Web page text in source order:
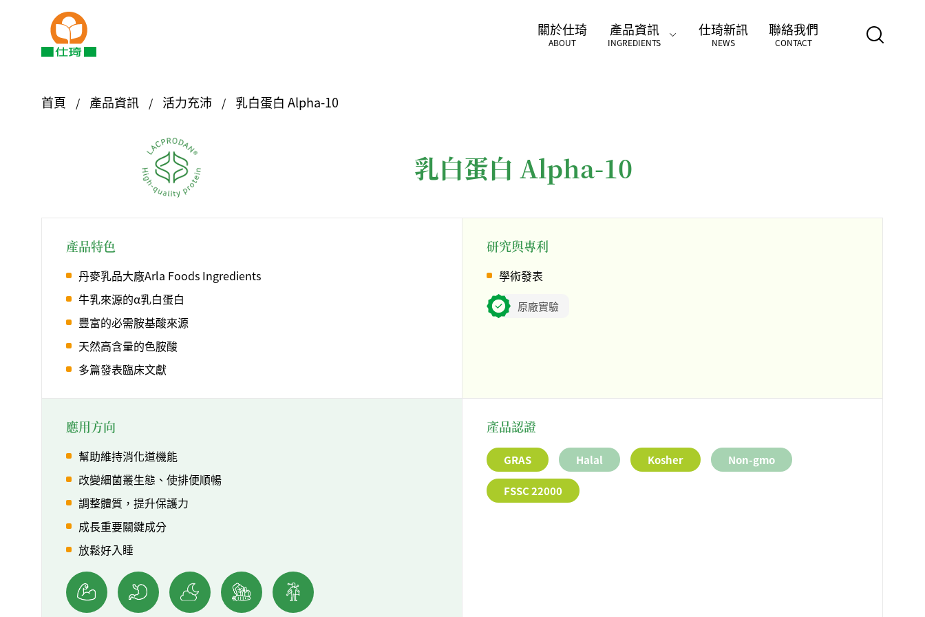
關於仕琦
ABOUT
產品資訊
INGREDIENTS
仕琦新訊
NEWS
聯絡我們
CONTACT
首頁 產品資訊 活力充沛 乳白蛋白 Alpha-10
乳白蛋白 Alpha-10
產品特色
丹麥乳品大廠Arla Foods Ingredients
牛乳來源的α乳白蛋白
豐富的必需胺基酸來源
天然高含量的色胺酸
多篇發表臨床文獻
研究與專利
學術發表
原廠實驗
應用方向
幫助維持消化道機能
改變細菌叢生態、使排便順暢
調整體質，提升保護力
成長重要關鍵成分
放鬆好入睡
產品認證
GRAS Halal Kosher Non-gmo
FSSC 22000